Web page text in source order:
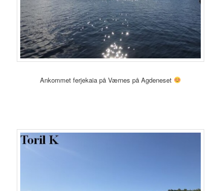
Ankommet ferjekaia på Værnes på Agdeneset